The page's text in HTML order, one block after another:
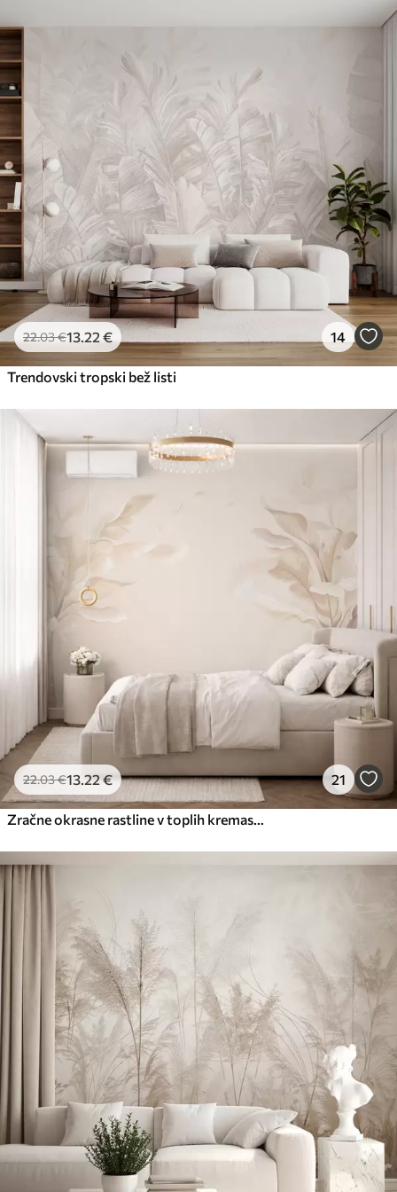
45
Premium vinil
.00 39 €/m²
Peel and Stick
81 .67 49 .00€ /m²
22.03€13 .22 € 14
Trendovski tropski bež listi
22.03€13 .22€ 21